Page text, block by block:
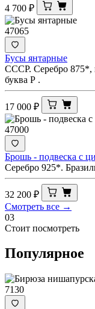
4 700 ₽
47065
Бусы янтарные
СССР. Серебро 875*,
буква Р .
17 000 ₽
47000
Брошь - подвеска с
Серебро 925*.
32 200 ₽
Смотреть все →
03
Стоит посмотреть
Популярное
7130